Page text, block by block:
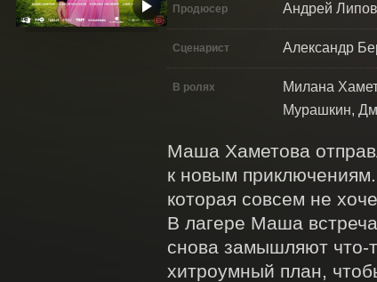
Продюсер Андрей
Сценарист Александр
В ролях
Милана
Мурашкин,
Маша Хаметова
к новым
которая совсем не
В лагере Маша
снова замышляют
хитроумный план,